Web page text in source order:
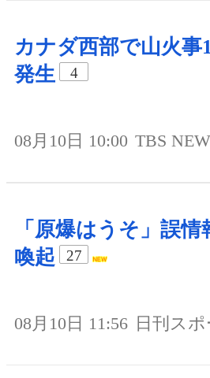
カナダ西部で山火事
発生
4
08月10日 10:00 TBS
「原爆はうそ」誤
喚起
27
08月10日 11:56 日刊スポ